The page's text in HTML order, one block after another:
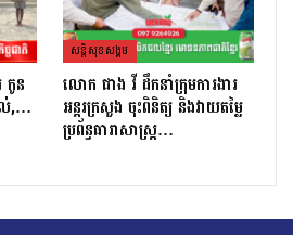
កូន
ល់,…
សន្តិសុខសង្គម
លោក ផាង វី ដឹកនាំក្រុមការងារ
អន្តរក្រសួង ចុះពិនិត្យ និងវាយតម្លៃ
ប្រព័ន្ធធារាសាស្ត្រ…